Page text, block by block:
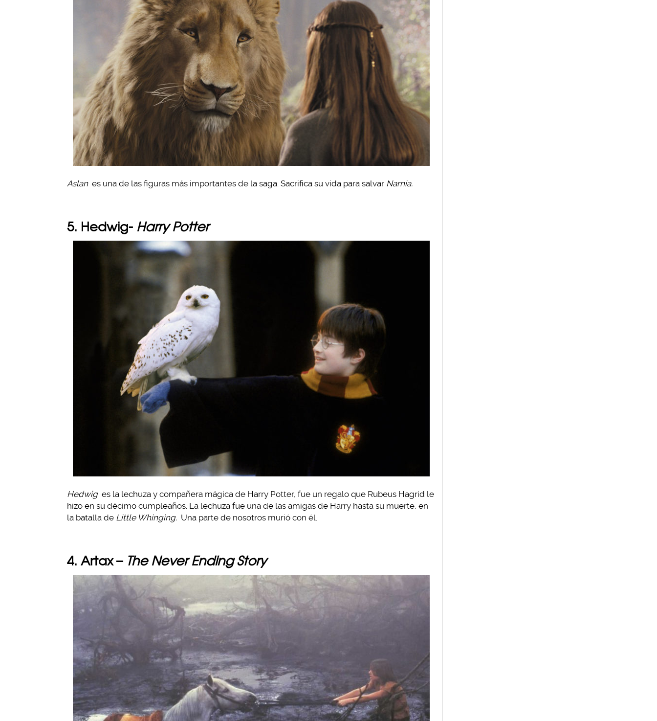
Aslan es una de las figuras más importantes de la saga. Sacrifica su vida para salvar Narnia.
5. Hedwig- Harry Potter
Hedwig es la lechuza y compañera mágica de Harry Potter, fue un regalo que Rubeus Hagrid le
hizo en su décimo cumpleaños. La lechuza fue una de las amigas de Harry hasta su muerte, en
la batalla de Little Whinging. Una parte de nosotros murió con él.
4. Artax – The Never Ending Story